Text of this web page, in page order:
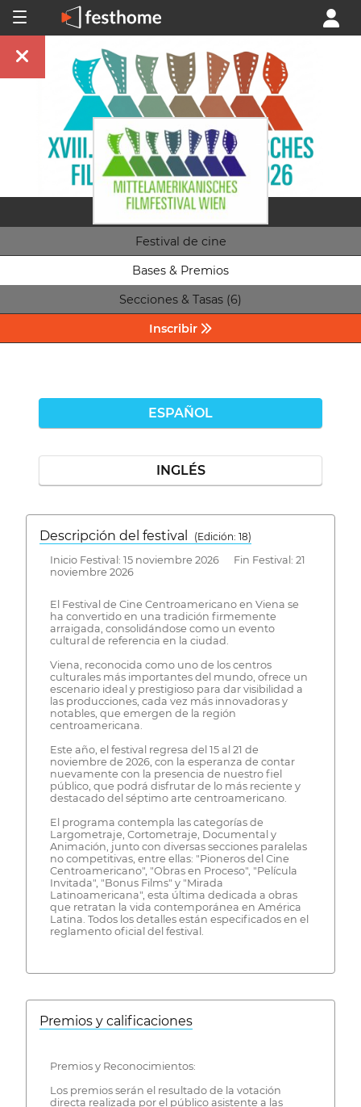
Festival de cine
Bases & Premios
Secciones & Tasas (6)
Inscribir
ESPAÑOL
INGLÉS
Descripción del festival
( Edición: 18)
Inicio Festival: 15 noviembre 2026 Fin Festival: 21
noviembre 2026
El Festival de Cine Centroamericano en Viena se
ha convertido en una tradición firmemente
arraigada, consolidándose como un evento
cultural de referencia en la ciudad.
Viena, reconocida como uno de los centros
culturales más importantes del mundo, ofrece un
escenario ideal y prestigioso para dar visibilidad a
las producciones, cada vez más innovadoras y
notables, que emergen de la región
centroamericana.
Este año, el festival regresa del 15 al 21 de
noviembre de 2026, con la esperanza de contar
nuevamente con la presencia de nuestro fiel
público, que podrá disfrutar de lo más reciente y
destacado del séptimo arte centroamericano.
El programa contempla las categorías de
Largometraje, Cortometraje, Documental y
Animación, junto con diversas secciones paralelas
no competitivas, entre ellas: "Pioneros del Cine
Centroamericano", "Obras en Proceso", "Película
Invitada", "Bonus Films" y "Mirada
Latinoamericana", esta última dedicada a obras
que retratan la vida contemporánea en América
Latina. Todos los detalles están especificados en el
reglamento oficial del festival.
Premios y calificaciones
Premios y Reconocimientos:
Los premios serán el resultado de la votación
directa realizada por el público asistente a las